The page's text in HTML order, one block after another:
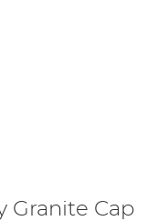
Granite Cap